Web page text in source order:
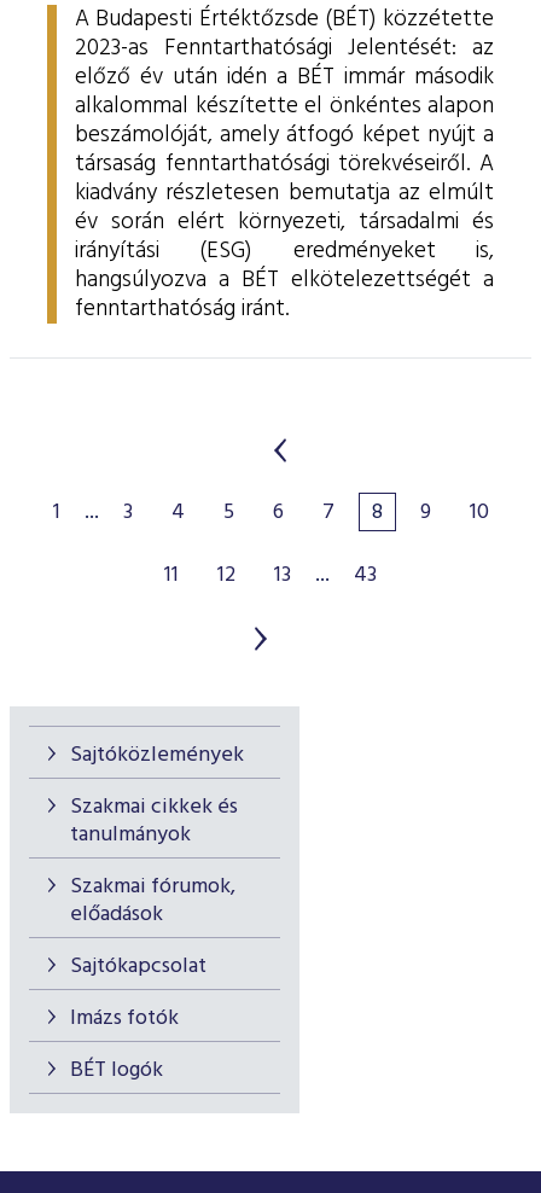
Sajtóközlemények
Szakmai cikkek és
tanulmányok
Szakmai fórumok,
előadások
Sajtókapcsolat
Imázs fotók
BÉT logók
A Budapesti Értéktőzsde (BÉT) közzétette
2023-as Fenntarthatósági Jelentését: az
előző év után idén a BÉT immár második
alkalommal készítette el önkéntes alapon
beszámolóját, amely átfogó képet nyújt a
társaság fenntarthatósági törekvéseiről. A
kiadvány részletesen bemutatja az elmúlt
év során elért környezeti, társadalmi és
irányítási (ESG) eredményeket is,
hangsúlyozva a BÉT elkötelezettségét a
fenntarthatóság iránt.
1 ... 3 4 5 6 7 8 9
10
11
12 13 ... 43